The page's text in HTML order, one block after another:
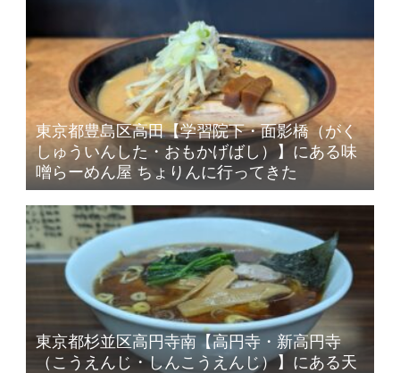
東京都豊島区高田【学習院下・面影橋（がく
しゅういんした・おもかげばし）】にある味
噌らーめん屋 ちょりんに行ってきた
東京都杉並区高円寺南【高円寺・新高円寺
（こうえんじ・しんこうえんじ）】にある天